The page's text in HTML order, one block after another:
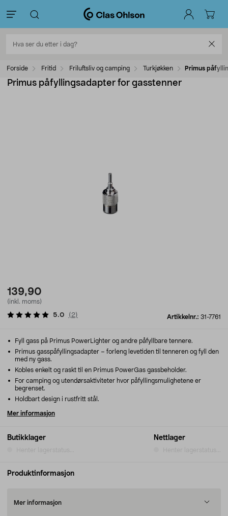
Forside Fritid Friluftsliv og camping Turkjøkken Primus
Primus påfyllingsadapter for gasstenner
139,90
(inkl. moms)
Artikkelnr.: 31-7761
5.0 ( 2)
Butikklager
Henter lagerstatus...
Nettlager
Henter lagerstatus...
Fyll gass på Primus PowerLighter og andre påfyllbare tennere.
Primus gasspåfyllingsadapter – forleng levetiden til tenneren og fyll den
med ny gass.
Kobles enkelt og raskt til en Primus PowerGas gassbeholder.
For camping og utendørsaktiviteter hvor påfyllingsmulighetene er
begrenset.
Holdbart design i rustfritt stål.
Mer informasjon
Produktinformasjon
Mer informasjon